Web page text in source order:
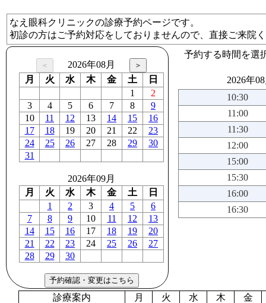
なえ眼科クリニックの診療予約ページです。
初診の方はご予約対応をしておりませんので、直接ご来院
2026年08月
月
火 水 木 金 土
日
1
2
3
4 5 6 7 8
9
10
11 12 13 14 15
16
17
18 19 20 21 22
23
24
25 26 27 28 29
30
31
2026年09月
月
火 水 木 金 土
日
1
2 3 4 5
6
7
8 9 10 11 12
13
14
15 16 17 18 19
20
21
22 23 24 25 26
27
28
29 30
予約する時間を選
2026年
10:30
11:00
11:30
12:00
15:00
15:30
16:00
16:30
診療案内 月 火 水 木
金